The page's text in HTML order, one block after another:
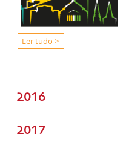
Ler tudo >
2016
2017